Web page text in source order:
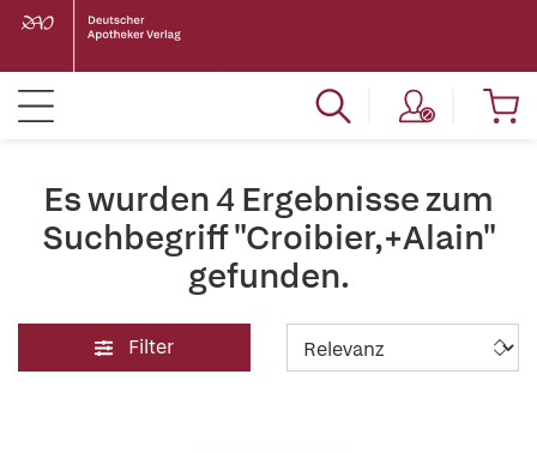
Es wurden 4 Ergebnisse zum
Suchbegriff "Croibier,+Alain"
gefunden.
Filter